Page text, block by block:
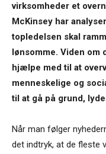
virksomheder et
McKinsey har
topledelsen skal
lønsomme. Viden om
hjælpe med til at
menneskelige og
til at gå på grund,
Når man følger
det indtryk, at de fleste